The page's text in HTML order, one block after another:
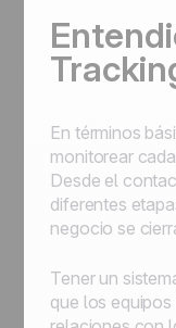
En términos
monitorear
Desde el
diferentes
negocio se
Tener un
que los